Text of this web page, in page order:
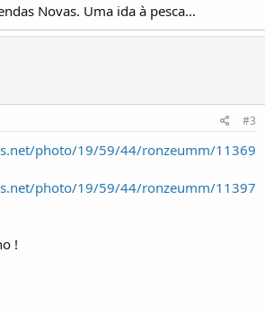
Novas. Uma ida à pesca...
#3
photo/19/59/44/ronzeumm/11369
photo/19/59/44/ronzeumm/11397
!